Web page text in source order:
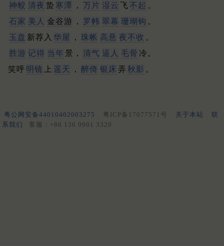
神蛟 清夜 蛰 寒潭 ， 万片 湿云 飞 不起 。
石家 美人 金谷游 ， 罗帏 翠幕 珊瑚钩 。
玉盘 新荐入 华屋 ， 珠帐 高悬 夜不收 。
胜游 记得 当年 景， 清气 逼人 毛骨 冷。
笑呼 明镜 上 遥天 ， 醉倚 银床 弄 秋影 。
粤公网安备44010402003275 粤ICP备17077571号 关于本站
联
系我们
客服：+86 136 0901 3320